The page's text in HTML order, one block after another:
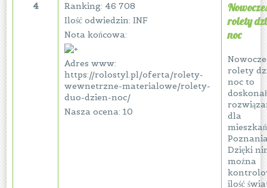
4
Ranking: 46 708
Ilość odwiedzin: INF
Nota końcowa:
Adres www:
https://rolostyl.pl/oferta/rolety-
wewnetrzne-materialowe/rolety-
duo-dzien-noc/
Nasza ocena: 10
rolety
noc
rolety
noc to
dla
Dzięki
można
ilość